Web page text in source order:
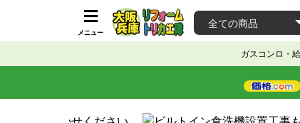
メニュー
ガスコンロ・